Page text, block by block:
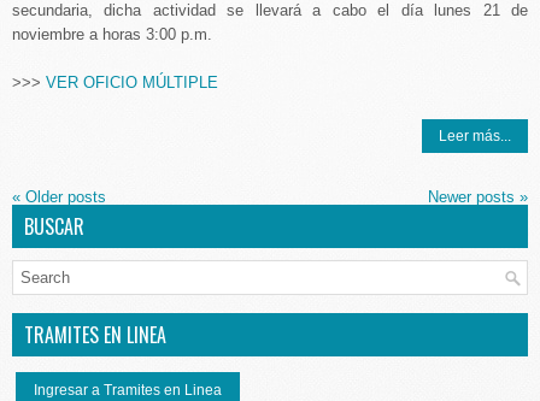
secundaria, dicha actividad se llevará a cabo el día lunes 21 de
noviembre a horas 3:00 p.m.
>>> VER OFICIO MÚLTIPLE
Leer más...
« Older posts Newer posts »
BUSCAR
TRAMITES EN LINEA
Ingresar a Tramites en Linea